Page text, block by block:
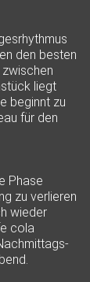
den besten
liegt
beginnt zu
für den
Phase
zu verlieren
wieder
cola